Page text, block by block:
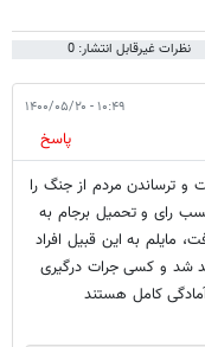
نظرات غیرقابل انتشار: 0
۱۰:۴۹ - ۱۴۰۰/۰۵/۲۰
پاسخ
و ترساندن مردم از جنگ را
برای کسب رای و تحمیل برجام به
مایلم به این قبیل افراد
شد و کسی جرات درگیری
کامل هستند